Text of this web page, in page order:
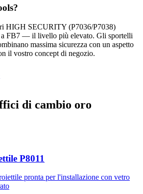
HIGH SECURITY (P7036/P7038)
FB7 — il livello più elevato. Gli sportelli
massima sicurezza con un aspetto
il vostro concept di negozio.
di cambio oro
P8011
pronta per l'installazione con vetro